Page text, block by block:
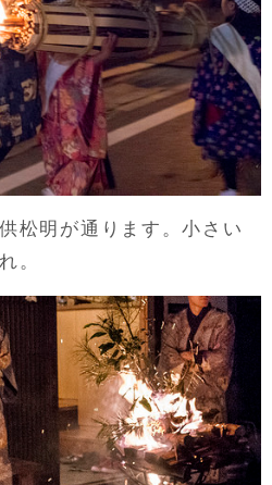
松明が通ります。小さい
。